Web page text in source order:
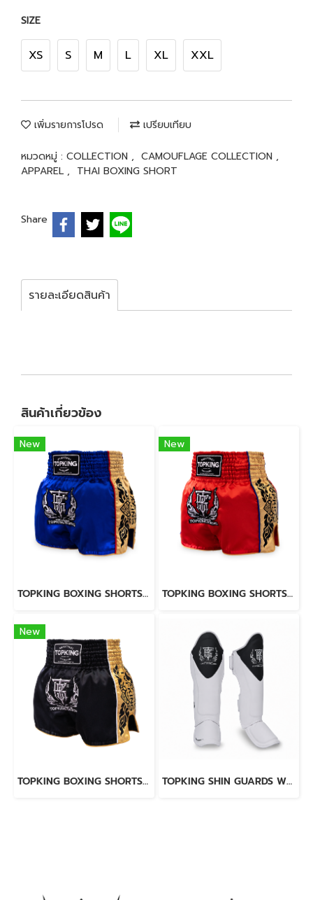
SIZE
XS S M L XL XXL
เพิ่มรายการโปรด เปรียบเทียบ
หมวดหมู่ : COLLECTION , CAMOUFLAGE COLLECTION ,
APPAREL , THAI BOXING SHORT
Share
รายละเอียดสินค้า
สินค้าเกี่ยวข้อง
New
TOPKING BOXING SHORTS BLUE 276
New
TOPKING BOXING SHORTS RED 276
New
TOPKING BOXING SHORTS BLACK 276 TOPKING SHIN GUARDS WHITE BLACK BLEND